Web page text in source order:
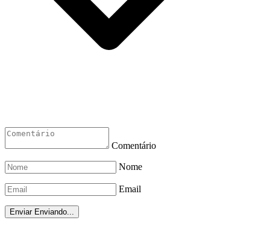
Comentário
Nome
Email
Enviar Enviando...